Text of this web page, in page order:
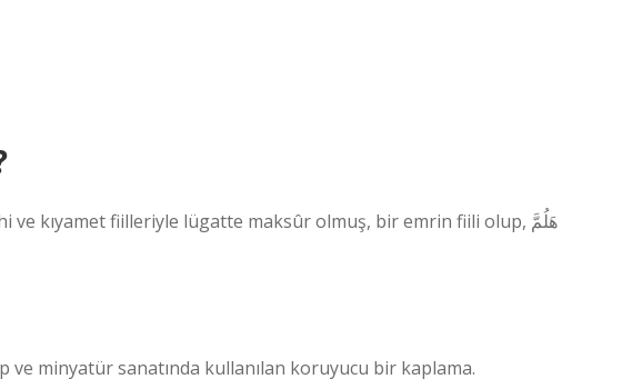
ve minyatür sanatında kullanılan koruyucu bir kaplama.